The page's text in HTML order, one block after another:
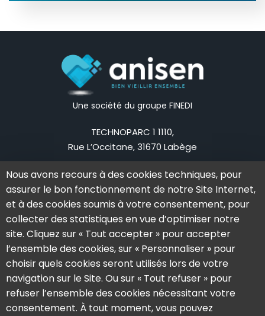
Une société du groupe FINEDI
TECHNOPARC 1 1110,
Rue L’Occitane, 31670 Labège
Tel: 05 62 79 83 75
La société
L’aventure Anisen
Actualités
Témoignages
Demander une démo
Nos offres
Notre solution
Notre offre
Nos formations
Nous avons recours à des cookies techniques, pour
assurer le bon fonctionnement de notre Site Internet,
et à des cookies soumis à votre consentement, pour
collecter des statistiques en vue d’optimiser notre
site. Cliquez sur « Tout accepter » pour accepter
l’ensemble des cookies, sur « Personnaliser » pour
choisir quels cookies seront utilisés lors de votre
navigation sur le Site. Ou sur « Tout refuser » pour
refuser l’ensemble des cookies nécessitant votre
consentement. À tout moment, vous pouvez